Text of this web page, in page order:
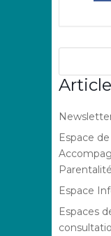
Espace
Parentalité
Espace
Espaces